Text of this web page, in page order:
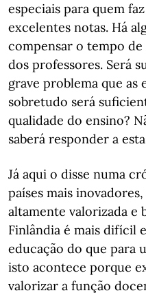
especiais para quem
excelentes notas. Há
compensar o tempo
dos professores. Será
grave problema que as
sobretudo será
qualidade do ensino?
saberá responder a
Já aqui o disse numa
países mais
altamente valorizada e
Finlândia é mais difícil
educação do que para
isto acontece porque
valorizar a função